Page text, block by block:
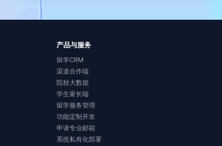
产品与服务
留学CRM
渠道合作端
院校大数据
学生家长端
留学服务管理
功能定制开发
申请专业邮箱
系统私有化部署